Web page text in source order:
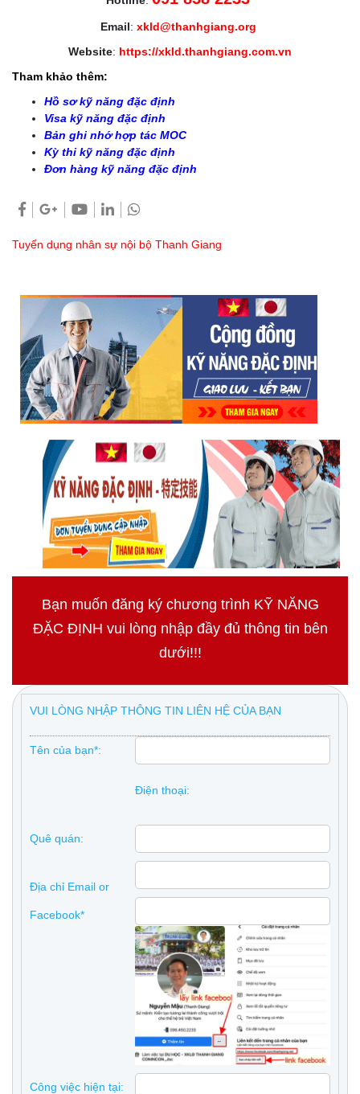
Email: xkld@thanhgiang.org
Website: https://xkld.thanhgiang.com.vn
Tham khảo thêm:
Hồ sơ kỹ năng đặc định
Visa kỹ năng đặc định
Bản ghi nhớ hợp tác MOC
Kỳ thi kỹ năng đặc định
Đơn hàng kỹ năng đặc định
Tuyển dụng nhân sự nội bộ Thanh Giang
Bạn muốn đăng ký chương trình KỸ NĂNG
ĐẶC ĐỊNH vui lòng nhập đầy đủ thông tin bên
dưới!!!
VUI LÒNG NHẬP THÔNG TIN LIÊN HỆ CỦA BẠN
Tên của bạn*:
Điện thoại:
Quê quán:
Địa chỉ Email or
Facebook*
Công việc hiện tại: